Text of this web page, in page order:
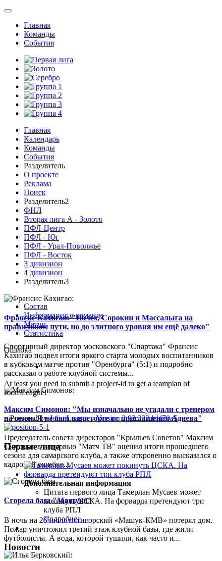
Главная
Команды
События
Главная
Календарь
Команды
События
Разделитель
О проекте
Реклама
Поиск
Разделитель2
ФНЛ
Вторая лига А - Золото
ПФЛ-Центр
ПФЛ - Юг
ПФЛ - Урал-Поволжье
ПФЛ - Восток
3 дивизион
4 дивизион
Разделитель3
Франсис Кахигао: "Полех, Сорокин и Массалыга на
правильном пути, но до элитного уровня им ещё далеко"
Спортивный директор московского "Спартака" Франсис
Кахигао подвел итоги яркого старта молодых воспитанников
в кубковом матче против "Оренбурга" (5:1) и подробно
рассказал о работе клубной системы...
Максим Симонов: "Мы изначально не угадали с тренером
на сезон. Я не был в восторге от приглашения Адиева"
Председатель совета директоров "Крыльев Советов" Максим
Симонов в интервью "Матч ТВ" оценил итоги прошедшего
сезона для самарского клуба, а также откровенно высказался о
кадровой ошибке...
Сгорела база "Машука"
В ночь на 26 июля пятигорский «Машук-КМВ» потерял дом.
Пожар уничтожил третий этаж клубной базы, где жили
футболисты. А вода, которой тушили, как часто и...
Состав
Информация о команде
Матчи
Статистика
Ошибка
At least you need to submit a project-id to get a teamplan of
JoomLeague!
:: Powered byJoomLeague-Version 2.92.222.b1f70a5::
Первые лица
Дополнительная информация
Цитата первого лица Тамерлан Мусаев может
покинуть ЦСКА. На форварда претендуют три
клуба РПЛ
Подробнее ...
Новости